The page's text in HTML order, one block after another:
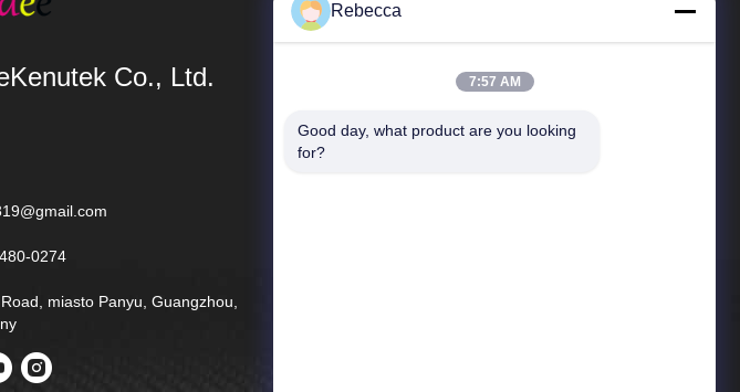
Co., Ltd.
0274
miasto Panyu, Guangzhou,
Szybkie Linki
Rebecca
7:57 AM
Good day, what product are you looking
for?